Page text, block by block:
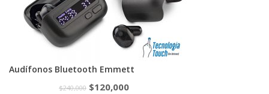
Audífonos Bluetooth Emmett
$240,000 $120,000